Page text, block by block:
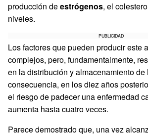
producción deestrógenos, el
niveles.
PUBLICIDAD
Los factores que pueden producir este
complejos, pero, fundamentalmente,
en la distribución y almacenamiento de
consecuencia, en los diez años
el riesgo de padecer una enfermedad
aumenta hasta cuatro veces.
Parece demostrado que, una vez